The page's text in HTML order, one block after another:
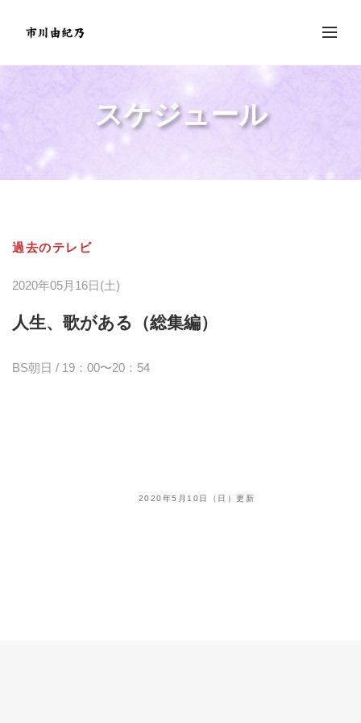
スケジュール
過去のテレビ
2020年05月16日(土)
人生、歌がある（総集編）
BS朝日 / 19：00〜20：54
2020年5月10日（日）更新